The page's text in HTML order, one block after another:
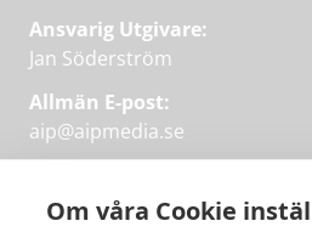
Om våra Cookie
Ansvarig Utgivare:
Jan Söderström
Allmän E-post:
aip@aipmedia.se
aip@flowyinfo.seeller 08-1210